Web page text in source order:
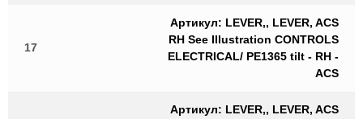
17
Артикул: LEVER,, LEVER, ACS
RH See Illustration CONTROLS
ELECTRICAL/ PE1365 tilt - RH -
ACS
Артикул: LEVER,, LEVER, ACS